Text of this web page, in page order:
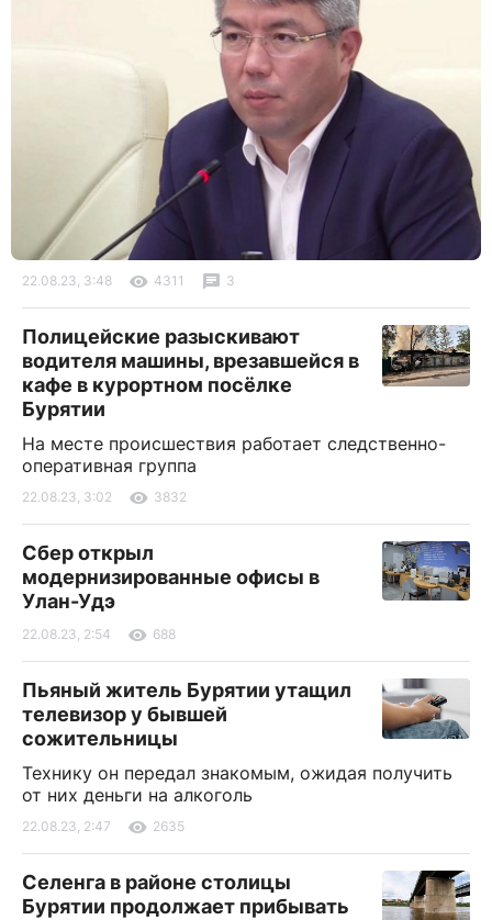
22.08.23, 3:48 4311 3
Полицейские разыскивают
водителя машины, врезавшейся в
кафе в курортном посёлке
Бурятии
На месте происшествия работает следственно-
оперативная группа
22.08.23, 3:02 3832
Сбер открыл
модернизированные офисы в
Улан-Удэ
22.08.23, 2:54 688
Пьяный житель Бурятии утащил
телевизор у бывшей
сожительницы
Технику он передал знакомым, ожидая получить
от них деньги на алкоголь
22.08.23, 2:47 2635
Селенга в районе столицы
Бурятии продолжает прибывать